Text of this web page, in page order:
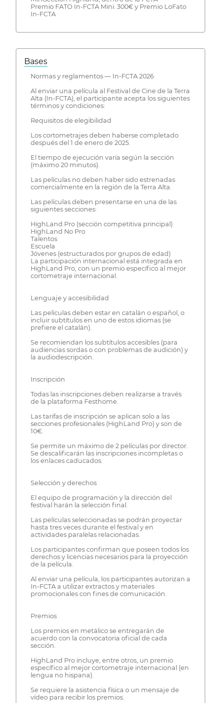
Premio FATO In-FCTA Mini: 300€ y Premio LoFato
In-FCTA
Bases
Normas y reglamentos — In-FCTA 2026
Al enviar una película al Festival de Cine de la Terra
Alta (In-FCTA), el participante acepta los siguientes
términos y condiciones:
Requisitos de elegibilidad
Los cortometrajes deben haberse completado
después del 1 de enero de 2025.
El tiempo de ejecución varía según la sección
(máximo 20 minutos).
Las películas no deben haber sido estrenadas
comercialmente en la región de la Terra Alta.
Las películas deben presentarse en una de las
siguientes secciones:
HighLand Pro (sección competitiva principal)
HighLand No Pro
Talentos
Escuela
Jóvenes (estructurados por grupos de edad)
La participación internacional está integrada en
HighLand Pro, con un premio específico al mejor
cortometraje internacional.
Lenguaje y accesibilidad
Las películas deben estar en catalán o español, o
incluir subtítulos en uno de estos idiomas (se
prefiere el catalán).
Se recomiendan los subtítulos accesibles (para
audiencias sordas o con problemas de audición) y
la audiodescripción.
Inscripción
Todas las inscripciones deben realizarse a través
de la plataforma Festhome.
Las tarifas de inscripción se aplican solo a las
secciones profesionales (HighLand Pro) y son de
10€.
Se permite un máximo de 2 películas por director.
Se descalificarán las inscripciones incompletas o
los enlaces caducados.
Selección y derechos
El equipo de programación y la dirección del
festival harán la selección final.
Las películas seleccionadas se podrán proyectar
hasta tres veces durante el festival y en
actividades paralelas relacionadas.
Los participantes confirman que poseen todos los
derechos y licencias necesarios para la proyección
de la película.
Al enviar una película, los participantes autorizan a
In-FCTA a utilizar extractos y materiales
promocionales con fines de comunicación.
Premios
Los premios en metálico se entregarán de
acuerdo con la convocatoria oficial de cada
sección.
HighLand Pro incluye, entre otros, un premio
específico al mejor cortometraje internacional (en
lengua no hispana).
Se requiere la asistencia física o un mensaje de
vídeo para recibir los premios.